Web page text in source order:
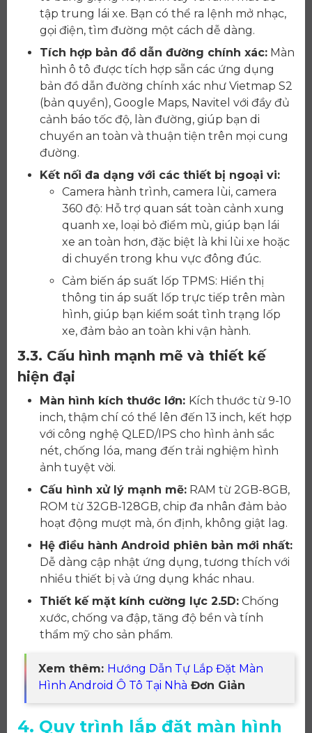
tập trung lái xe. Bạn có thể ra lệnh mở nhạc,
gọi điện, tìm đường một cách dễ dàng.
Tích hợp bản đồ dẫn đường chính xác: Màn
hình ô tô được tích hợp sẵn các ứng dụng
bản đồ dẫn đường chính xác như Vietmap S2
(bản quyền), Google Maps, Navitel với đầy đủ
cảnh báo tốc độ, làn đường, giúp bạn di
chuyển an toàn và thuận tiện trên mọi cung
đường.
Kết nối đa dạng với các thiết bị ngoại vi:
Camera hành trình, camera lùi, camera
360 độ: Hỗ trợ quan sát toàn cảnh xung
quanh xe, loại bỏ điểm mù, giúp bạn lái
xe an toàn hơn, đặc biệt là khi lùi xe hoặc
di chuyển trong khu vực đông đúc.
Cảm biến áp suất lốp TPMS: Hiển thị
thông tin áp suất lốp trực tiếp trên màn
hình, giúp bạn kiểm soát tình trạng lốp
xe, đảm bảo an toàn khi vận hành.
3.3. Cấu hình mạnh mẽ và thiết kế
hiện đại
Màn hình kích thước lớn: Kích thước từ 9-10
inch, thậm chí có thể lên đến 13 inch, kết hợp
với công nghệ QLED/IPS cho hình ảnh sắc
nét, chống lóa, mang đến trải nghiệm hình
ảnh tuyệt vời.
Cấu hình xử lý mạnh mẽ: RAM từ 2GB-8GB,
ROM từ 32GB-128GB, chip đa nhân đảm bảo
hoạt động mượt mà, ổn định, không giật lag.
Hệ điều hành Android phiên bản mới nhất:
Dễ dàng cập nhật ứng dụng, tương thích với
nhiều thiết bị và ứng dụng khác nhau.
Thiết kế mặt kính cường lực 2.5D: Chống
xước, chống va đập, tăng độ bền và tính
thẩm mỹ cho sản phẩm.
Xem thêm: Hướng Dẫn Tự Lắp Đặt Màn
Hình Android Ô Tô Tại Nhà Đơn Giản
4. Quy trình lắp đặt màn hình